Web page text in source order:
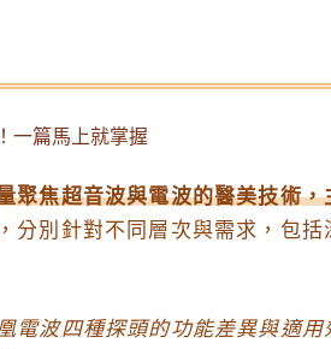
聚焦超音波與電波的醫美技術
分別針對不同層次與需求，包括
電波四種探頭的功能差異與適用